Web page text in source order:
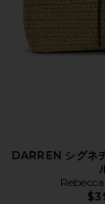
DARREN シグネ